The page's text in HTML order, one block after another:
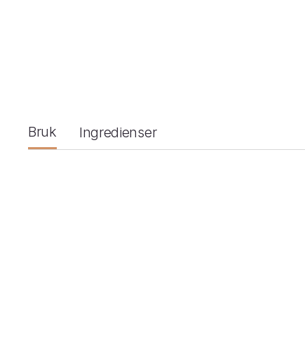
Bruk Ingredienser